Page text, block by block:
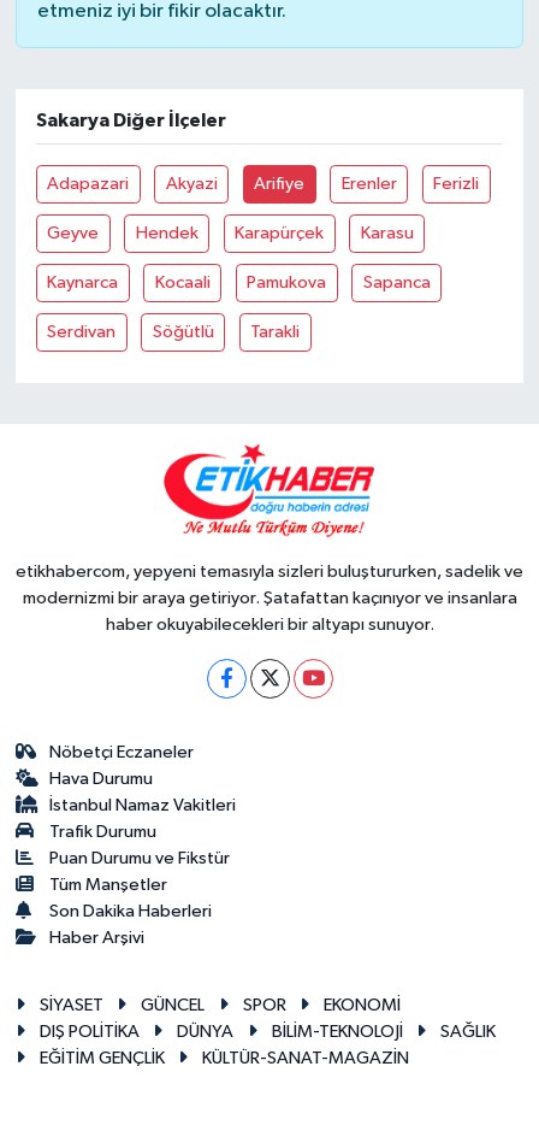
etmeniz iyi bir fikir olacaktır.
Sakarya Diğer İlçeler
Adapazari Akyazi Arifiye Erenler Ferizli
Geyve Hendek Karapürçek Karasu
Kaynarca Kocaali Pamukova Sapanca
Serdivan Söğütlü Tarakli
etikhabercom, yepyeni temasıyla sizleri buluştururken, sadelik ve
modernizmi bir araya getiriyor. Şatafattan kaçınıyor ve insanlara
haber okuyabilecekleri bir altyapı sunuyor.
Nöbetçi Eczaneler
Hava Durumu
İstanbul Namaz Vakitleri
Trafik Durumu
Puan Durumu ve Fikstür
Tüm Manşetler
Son Dakika Haberleri
Haber Arşivi
SİYASET GÜNCEL SPOR
EKONOMİ
DIŞ POLİTİKA
DÜNYA BİLİM-TEKNOLOJİ
SAĞLIK
EĞİTİM GENÇLİK
KÜLTÜR-SANAT-MAGAZİN